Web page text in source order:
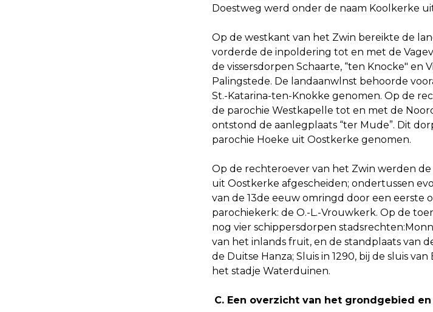
Doestweg werd onder de naam Koolkerke
Op de westkant van het Zwin bereikte de
vorderde de inpoldering tot en met de
de vissersdorpen Schaarte, “ten Knocke" en
Palingstede. De landaanwlnst behoorde
St.-Katarina-ten-Knokke genomen. Op de
de parochie Westkapelle tot en met de
ontstond de aanlegplaats “ter Mude”. Dit
parochie Hoeke uit Oostkerke genomen.
Op de rechteroever van het Zwin werden de
uit Oostkerke afgescheiden; ondertussen
van de 13de eeuw omringd door een
parochiekerk: de O.-L.-Vrouwkerk. Op de
nog vier schippersdorpen
van het inlands fruit, en de standplaats van
de Duitse Hanza; Sluis in 1290, bij de sluis
het stadje Waterduinen.
C. Een overzicht van het grondgebied